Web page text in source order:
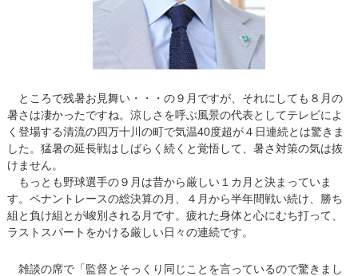
ところで残暑お見舞い・・・の９月ですが、それにしても８月の
暑さは凄かったですね。涼しさを呼ぶ風景の代表としてテレビによ
く登場する清流の四万十川の町で気温40度超が４日連続とは驚きま
した。猛暑の延長戦はしばらく続くと覚悟して、暑さ対策の気は抜
けません。
もっとも野球選手の９月は昔から厳しい１カ月と決まっていま
す。ペナントレースの総決算の月、４月から半年間戦い続け、勝ち
組と負け組とが峻別される月です。疲れた身体と心にむち打って、
ラストスパートをかける厳しい日々の連続です。
雑談の席で「監督とそっくり同じことを言っているので驚きまし